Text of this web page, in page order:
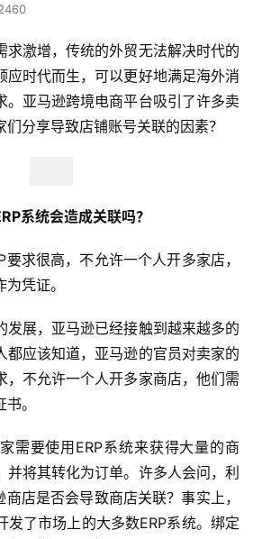
求激增，传统的外贸无法解决时代的
应时代而生，可以更好地满足海外消
。亚马逊跨境电商平台吸引了许多卖
分享导致店铺账号关联的因素？
系统会造成关联吗？
求很高，不允许一个人开多家店，
凭证。
发展，亚马逊已经接触到越来越多的
都应该知道，亚马逊的官员对卖家的
，不允许一个人开多家商店，他们需
。
需要使用ERP系统来获得大量的商
并将其转化为订单。许多人会问，利
店是否会导致商店关联？事实上，
发了市场上的大多数ERP系统。绑定